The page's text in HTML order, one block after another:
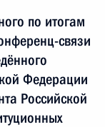
по итогам
связи
Федерации
Российской